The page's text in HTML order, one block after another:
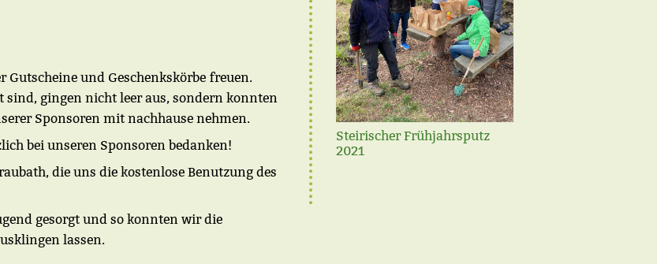
und Geschenkskörbe freuen.
sind, gingen nicht leer aus, sondern konnten
Sponsoren mit nachhause nehmen.
bei unseren Sponsoren bedanken!
die uns die kostenlose Benutzung des
gesorgt und so konnten wir die
lassen.
Steirischer Frühjahrsputz
2021